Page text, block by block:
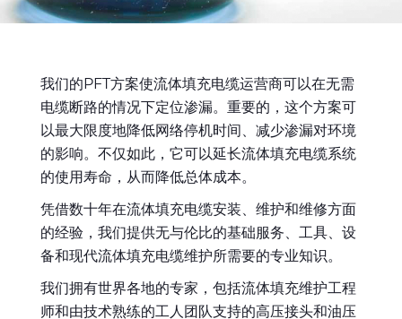
我的普睿司曼
我们的PFT方案使流体填充电缆运营商可以在无需
电缆断路的情况下定位渗漏。重要的，这个方案可
以最大限度地降低网络停机时间、减少渗漏对环境
的影响。不仅如此，它可以延长流体填充电缆系统
的使用寿命，从而降低总体成本。
凭借数十年在流体填充电缆安装、维护和维修方面
的经验，我们提供无与伦比的基础服务、工具、设
备和现代流体填充电缆维护所需要的专业知识。
我们拥有世界各地的专家，包括流体填充维护工程
师和由技术熟练的工人团队支持的高压接头和油压